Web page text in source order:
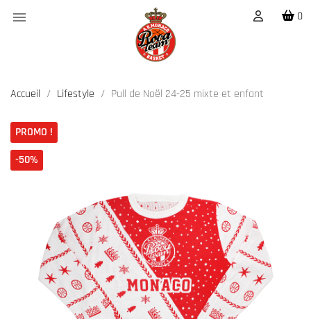
 0
Accueil Lifestyle Pull de Noël 24-25 mixte et enfant
PROMO !
-50%